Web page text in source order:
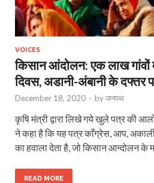
VOICES
किसान आंदोलन: एक लाख गांवों
दिवस, अडानी-अंबानी के दफ्तर
December 18, 2020 - byजनपथ
कृषि मंत्री द्वारा लिखे गये खुले पत्र की
ने कहा है कि यह पत्र काँग्रेस, आप,
का हवाला देता है, जो किसान आन्दोलन के
READ MORE